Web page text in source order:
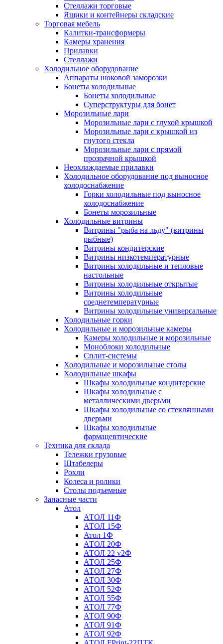
Стеллажи торговые
Ящики и контейнеры складские
Торговая мебель
Калитки-трансформеры
Камеры хранения
Прилавки
Стеллажи
Холодильное оборудование
Аппараты шоковой заморозки
Бонеты холодильные
Бонеты холодильные
Суперструктуры для бонет
Морозильные лари
Морозильные лари с глухой крышкой
Морозильные лари с крышкой из
гнутого стекла
Морозильные лари с прямой
прозрачной крышкой
Неохлаждаемые прилавки
Холодильное оборудование под выносное
холодоснабжение
Горки холодильные под выносное
холодоснабжение
Бонеты морозильные
Холодильные витрины
Витрины "рыба на льду" (витрины
рыбные)
Витрины кондитерские
Витрины низкотемпературные
Витрины холодильные и тепловые
настольные
Витрины холодильные открытые
Витрины холодильные
среднетемпературные
Витрины холодильные универсальные
Холодильные горки
Холодильные и морозильные камеры
Камеры холодильные и морозильные
Моноблоки холодильные
Сплит-системы
Холодильные и морозильные столы
Холодильные шкафы
Шкафы холодильные кондитерские
Шкафы холодильные с
металлическими дверьми
Шкафы холодильные со стеклянными
дверьми
Шкафы холодильные
фармацевтические
Техника для склада
Тележки грузовые
Штабелеры
Рохли
Колеса и ролики
Столы подъемные
Запасные части
Атол
АТОЛ 11Ф
АТОЛ 15Ф
Атол 1Ф
АТОЛ 20Ф
АТОЛ 22 v2Ф
АТОЛ 25Ф
АТОЛ 27Ф
АТОЛ 30Ф
АТОЛ 52Ф
АТОЛ 55Ф
АТОЛ 77Ф
АТОЛ 90Ф
АТОЛ 91Ф
АТОЛ 92Ф